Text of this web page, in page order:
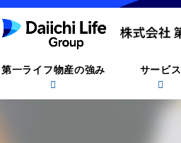
第一ライフ物産の強み サービス